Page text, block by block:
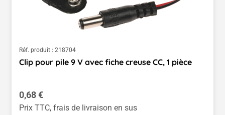
Réf. produit : 218704
Clip pour pile 9 V avec fiche creuse CC, 1 pièce
Prix régulier :
0,68 €
Prix TTC, frais de livraison en sus